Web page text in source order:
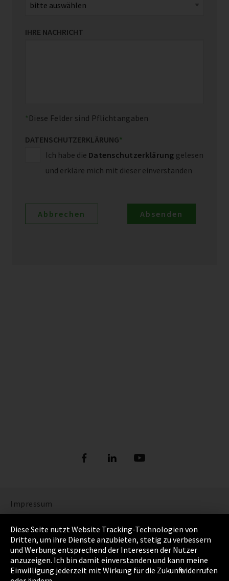
IHRE NACHRICHT
Diese Felder sind Pflichtangaben
DATENSCHUTZERKLÄRUNG*
Ich habe die Datenschutzerklärung gelesen
und erkläre mich mit dieser einverstanden
Impressum
Datenschutz
Cookie Einstellungen
AGB
Diese Seite nutzt Website Tracking-Technologien von
Dritten, um ihre Dienste anzubieten, stetig zu verbessern
und Werbung entsprechend der Interessen der Nutzer
anzuzeigen. Ich bin damit einverstanden und kann meine
Einwilligung jederzeit mit Wirkung für die Zukunft widerrufen